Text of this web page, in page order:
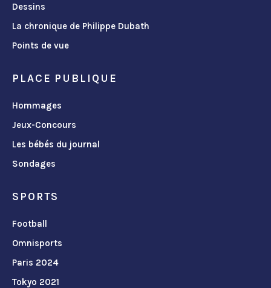
Dessins
La chronique de Philippe Dubath
Points de vue
PLACE PUBLIQUE
Hommages
Jeux-Concours
Les bébés du journal
Sondages
SPORTS
Football
Omnisports
Paris 2024
Tokyo 2021